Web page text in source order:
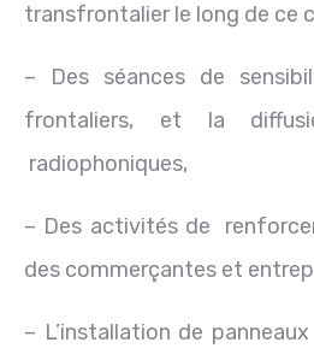
transfrontalier le long de ce
– Des séances de
frontaliers, et la
radiophoniques,
– Des activités de
des commerçantes et
– L’installation de